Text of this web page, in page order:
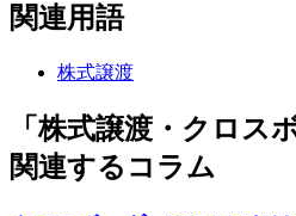
関連用語
株式譲渡
「株式譲渡・クロス
関連するコラム